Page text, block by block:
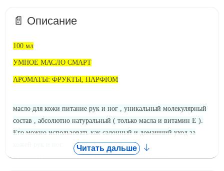
📄 Описание
100 мл
УМНОЕ МАСЛО СМАРТ
АРОМАТЫ: ФРУКТЫ, ПАРФЮМ
масло для кожи питание рук и ног , уникальный молекулярный
состав , абсолютно натуральный ( только масла и витамин Е ).
Его можно использовать как салонный и домашний уход за
масло изготовлено на био технологичном заводе в
Читать дальше